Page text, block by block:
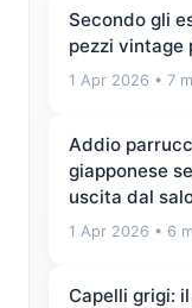
Secondo gli
pezzi
1 Apr 2026 • 7
Addio
giapponese
uscita dal
1 Apr 2026 • 6
Capelli grigi: